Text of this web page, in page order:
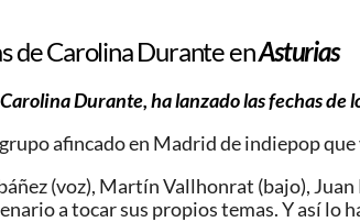
de Carolina Durante enAsturias
Durante, ha lanzado las fechas de
afincado en Madrid de indiepop que
(voz), Martín Vallhonrat (bajo),
a tocar sus propios temas. Y así lo